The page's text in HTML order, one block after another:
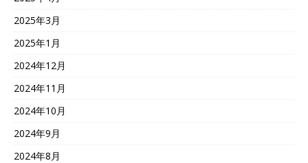
2025年3月
2025年1月
2024年12月
2024年11月
2024年10月
2024年9月
2024年8月